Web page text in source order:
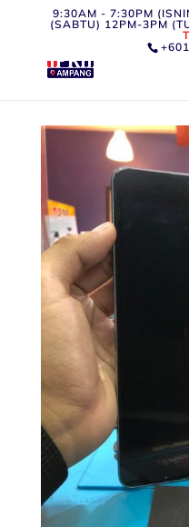
9:30AM - 7:30PM
(SABTU) 12PM-3PM